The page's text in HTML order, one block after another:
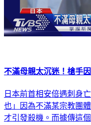
不滿母親太沉迷！槍手
日本前首相安倍遇刺身
也」因為不滿某宗教團
才引發殺機。而據傳這